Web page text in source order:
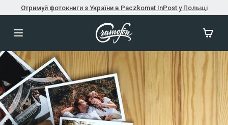
Отримуй фотокниги з України в Paczkomat InPost у Польщі